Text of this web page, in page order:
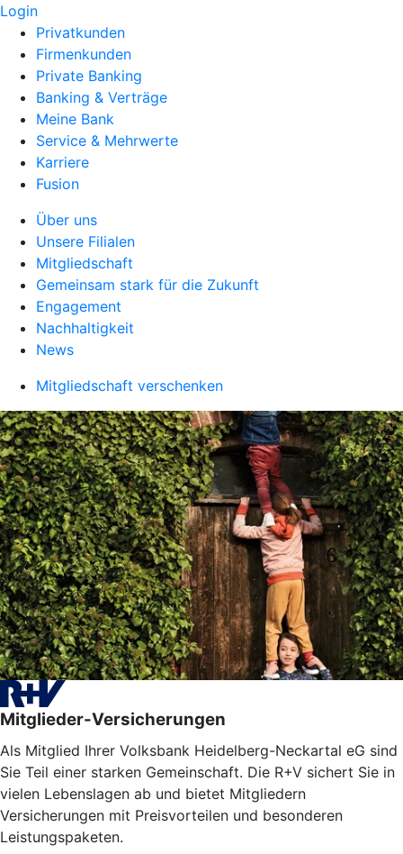
Login
Privatkunden
Firmenkunden
Private Banking
Banking & Verträge
Meine Bank
Service & Mehrwerte
Karriere
Fusion
Über uns
Unsere Filialen
Mitgliedschaft
Gemeinsam stark für die Zukunft
Engagement
Nachhaltigkeit
News
Mitgliedschaft verschenken
Mitglieder-Versicherungen
Als Mitglied Ihrer Volksbank Heidelberg-Neckartal eG sind
Sie Teil einer starken Gemeinschaft. Die R+V sichert Sie in
vielen Lebenslagen ab und bietet Mitgliedern
Versicherungen mit Preisvorteilen und besonderen
Leistungspaketen.